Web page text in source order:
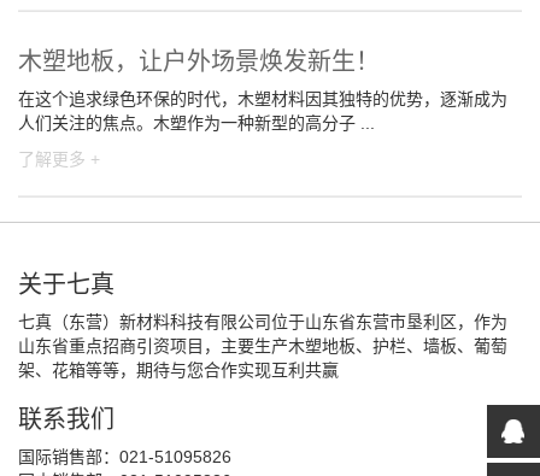
木塑地板，让户外场景焕发新生！
在这个追求绿色环保的时代，木塑材料因其独特的优势，逐渐成为
人们关注的焦点。木塑作为一种新型的高分子 ...
了解更多 +
关于七真
七真（东营）新材料科技有限公司位于山东省东营市垦利区，作为
山东省重点招商引资项目，主要生产木塑地板、护栏、墙板、葡萄
架、花箱等等，期待与您合作实现互利共赢
联系我们
国际销售部：021-51095826